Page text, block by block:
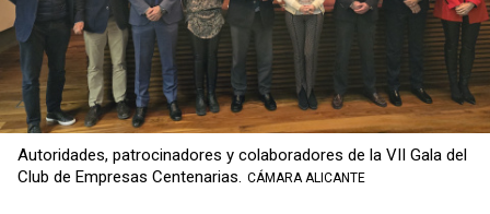
Copiar
Autoridades, patrocinadores y colaboradores de la VII Gala del
Club de Empresas Centenarias. CÁMARA ALICANTE